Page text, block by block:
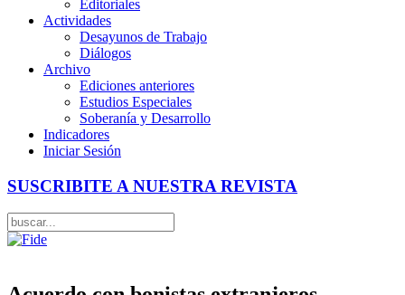
Editoriales
Actividades
Desayunos de Trabajo
Diálogos
Archivo
Ediciones anteriores
Estudios Especiales
Soberanía y Desarrollo
Indicadores
Iniciar Sesión
SUSCRIBITE A NUESTRA REVISTA